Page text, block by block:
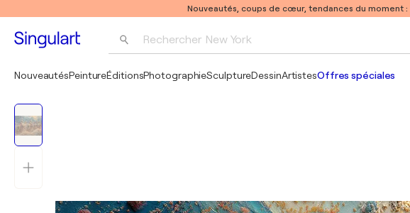
Nouveautés, coups de cœur, tendances du moment :
Rechercher New York
NouveautésPeintureÉditionsPhotographieSculptureDessinArtistesOffres spéciales